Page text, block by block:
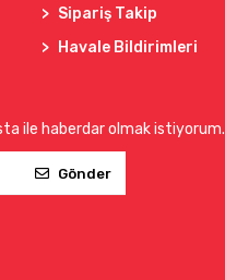
Sipariş Takip
Havale Bildirimleri
ile haberdar olmak istiyorum.
Gönder